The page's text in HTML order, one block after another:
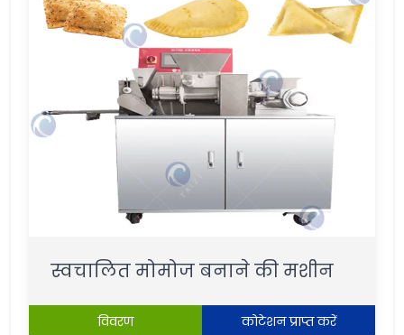
स्वचालित मोमोज बनाने की मशीन
विवरण कोटेशन प्राप्त करें